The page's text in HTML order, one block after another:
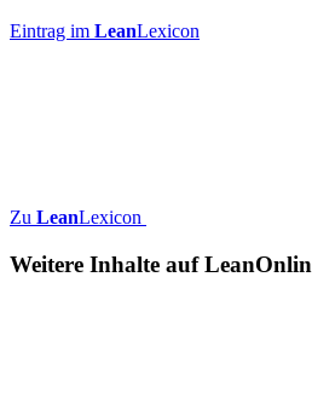
Eintrag im LeanLexicon
Zu LeanLexicon
Weitere Inhalte aufLean